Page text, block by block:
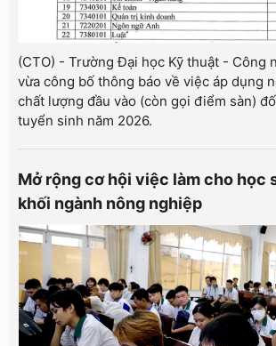
(CTO) - Trường Đại học Kỹ thuật - Công
vừa công bố thông báo về việc áp dụng
chất lượng đầu vào (còn gọi điểm sàn)
tuyển sinh năm 2026.
Mở rộng cơ hội việc làm cho học
khối ngành nông nghiệp